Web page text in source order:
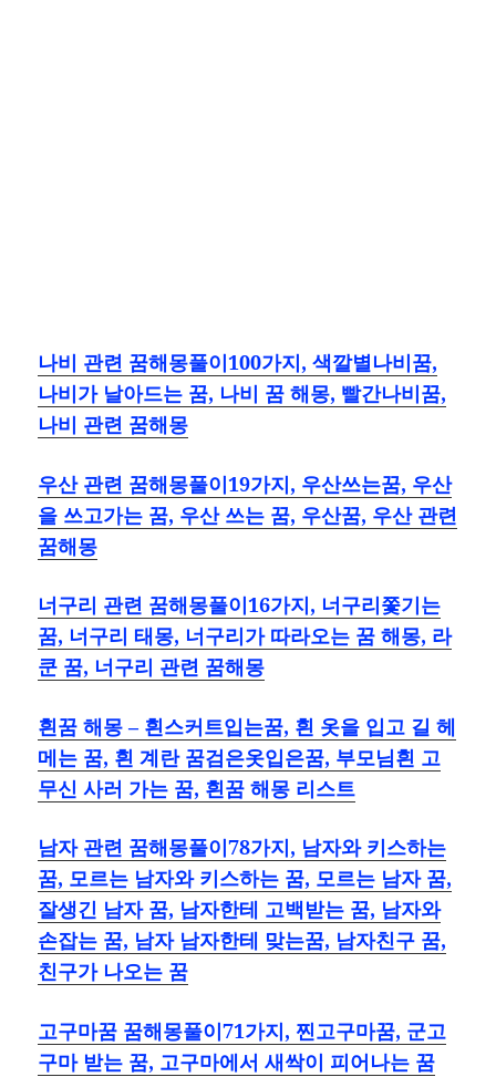
나비 관련 꿈해몽풀이100가지, 색깔별나비꿈,
나비가 날아드는 꿈, 나비 꿈 해몽, 빨간나비꿈,
나비 관련 꿈해몽
우산 관련 꿈해몽풀이19가지, 우산쓰는꿈, 우산
을 쓰고가는 꿈, 우산 쓰는 꿈, 우산꿈, 우산 관련
꿈해몽
너구리 관련 꿈해몽풀이16가지, 너구리쫓기는
꿈, 너구리 태몽, 너구리가 따라오는 꿈 해몽, 라
쿤 꿈, 너구리 관련 꿈해몽
흰꿈 해몽 – 흰스커트입는꿈, 흰 옷을 입고 길 헤
메는 꿈, 흰 계란 꿈검은옷입은꿈, 부모님흰 고
무신 사러 가는 꿈, 흰꿈 해몽 리스트
남자 관련 꿈해몽풀이78가지, 남자와 키스하는
꿈, 모르는 남자와 키스하는 꿈, 모르는 남자 꿈,
잘생긴 남자 꿈, 남자한테 고백받는 꿈, 남자와
손잡는 꿈, 남자 남자한테 맞는꿈, 남자친구 꿈,
친구가 나오는 꿈
고구마꿈 꿈해몽풀이71가지, 찐고구마꿈, 군고
구마 받는 꿈, 고구마에서 새싹이 피어나는 꿈